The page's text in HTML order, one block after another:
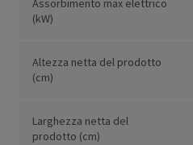
Assorbimento max elettrico
(kW)
Altezza netta del prodotto
(cm)
Larghezza netta del
prodotto (cm)